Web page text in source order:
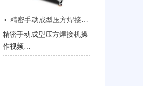
提供专业焊接解决方案。
· 精密手动成型压方焊接机操作视频
精密手动成型压方焊接机操
作视频
我司系列成型压实压方焊接